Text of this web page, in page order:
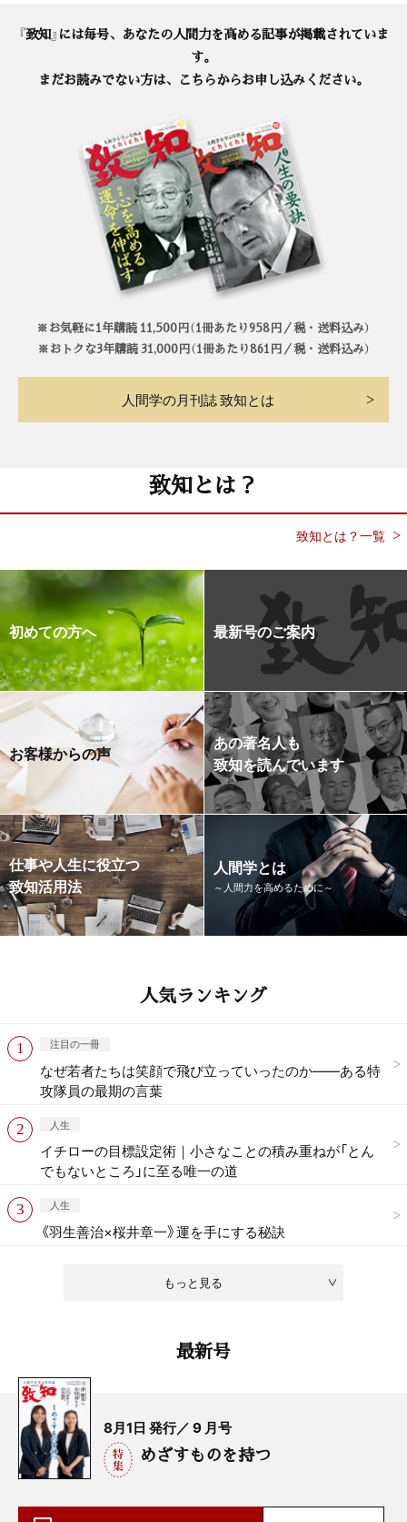
『致知』には毎号、あなたの人間力を高める記事が掲載されていま
す。
まだお読みでない方は、こちらからお申し込みください。
※お気軽に1年購読 11,500円（1冊あたり958円／税・送料込み）
※おトクな3年購読 31,000円（1冊あたり861円／税・送料込み）
人間学の月刊誌 致知とは
致知とは？
致知とは？一覧
初めての方へ 最新号のご案内
お客様からの声
あの著名人も
致知を読んでいます
仕事や人生に役立つ
致知活用法
人間学とは
～人間力を高めるために～
人気ランキング
もっと見る
注目の一冊
なぜ若者たちは笑顔で飛び立っていったのか——ある特
攻隊員の最期の言葉
人生
イチローの目標設定術｜小さなことの積み重ねが「とん
でもないところ」に至る唯一の道
人生
《羽生善治×桜井章一》運を手にする秘訣
最新号
8月1日 発行／ 9 月号
めざすものを持つ